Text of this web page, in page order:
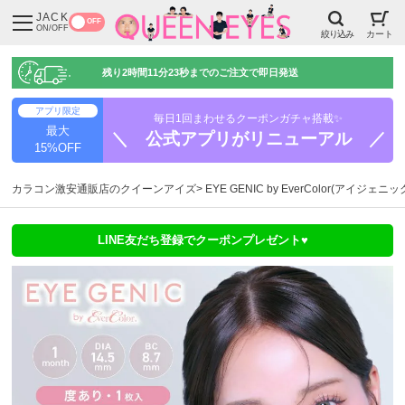
JACK
ON/OFF
OFF
絞り込み カート
残り2時間11分22秒までのご注文で即日発送
アプリ限定
最大
15%OFF
毎日1回まわせるクーポンガチャ搭載✨
＼ 公式アプリがリニューアル ／
カラコン激安通販店のクイーンアイズ EYE GENIC by EverColor(アイジェニッ
LINE友だち登録でクーポンプレゼント♥